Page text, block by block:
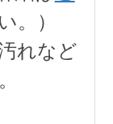
。）
れなど